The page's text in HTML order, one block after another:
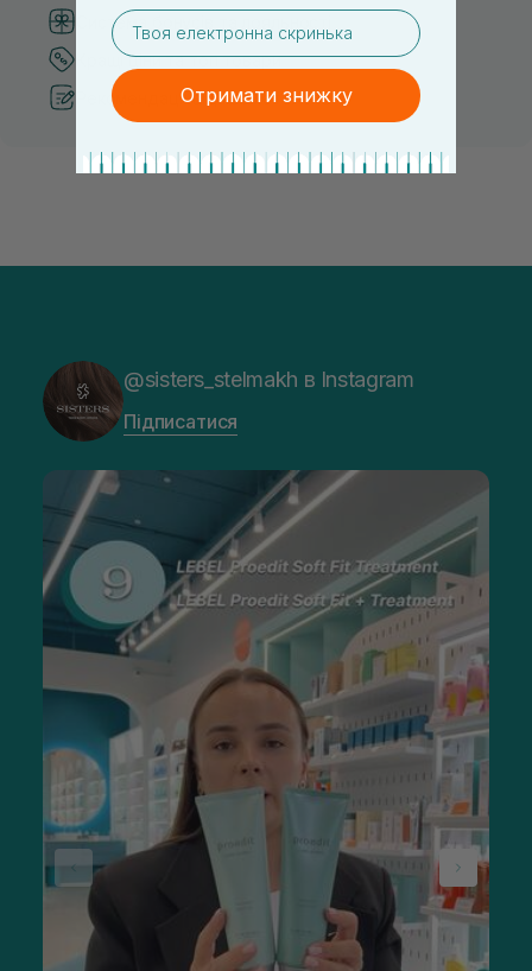
Система бонусів та лояльності
Кращі ціни та топ товари
Рекомендації від косметологів
@sisters_stelmakh в Instagram
Підписатися
email
Отримати знижку